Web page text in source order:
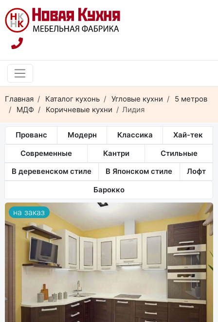
Главная Каталог кухонь Угловые кухни
5 метров
МДФ
Коричневые кухни Лидия
Прованс Модерн Классика
Хай-тек
Современные
Кантри
Стильные
В деревенском стиле
В Японском стиле
Лофт
Барокко
на заказ